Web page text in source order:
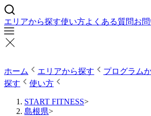
エリアから探す使い方よくある質問お
ホーム エリアから探す プログラム
探す
使い方
START FITNESS>
島根県>